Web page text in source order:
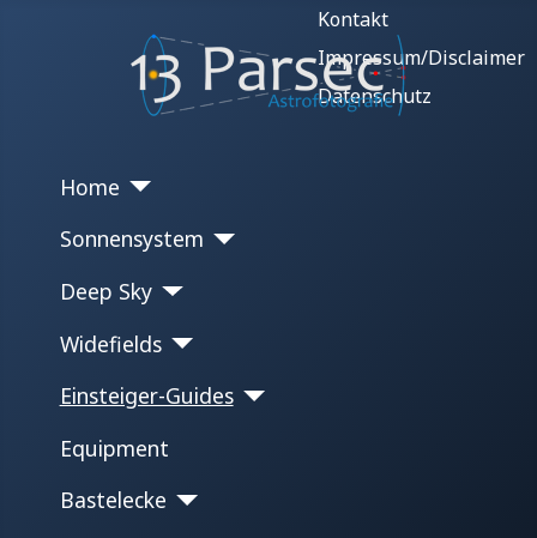
Kontakt
Impressum/Disclaimer
Datenschutz
Home
Sonnensystem
Deep Sky
Widefields
Einsteiger-Guides
Equipment
Bastelecke